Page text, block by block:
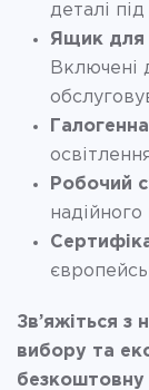
деталі
Ящик для
Включені
Робочий
надійного
Зв’яжіться з
вибору та